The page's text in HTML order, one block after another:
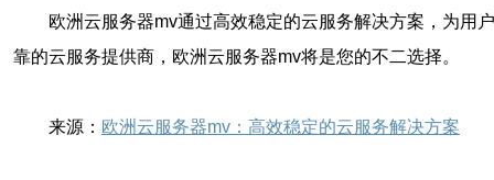
欧洲云服务器mv通过高效稳定的云服务解决方案，为用
靠的云服务提供商，欧洲云服务器mv将是您的不二选择。
来源： 欧洲云服务器mv：高效稳定的云服务解决方案